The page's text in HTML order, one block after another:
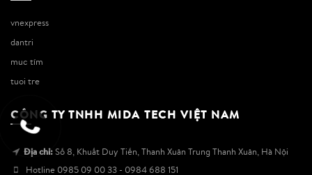
vnexpress
dantri
muc tím
tuoi tre
CÔNG TY TNHH MIDA TECH VIỆT NAM
Địa chỉ:Số 8, Khuất Duy Tiến, Thanh Xuân Trung Thanh Xuân, Hà Nội
Hotline 0985 09 00 33 - 0984 688 151